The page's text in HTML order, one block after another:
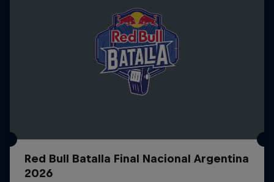
Red Bull Batalla Final Nacional Argentina
2026